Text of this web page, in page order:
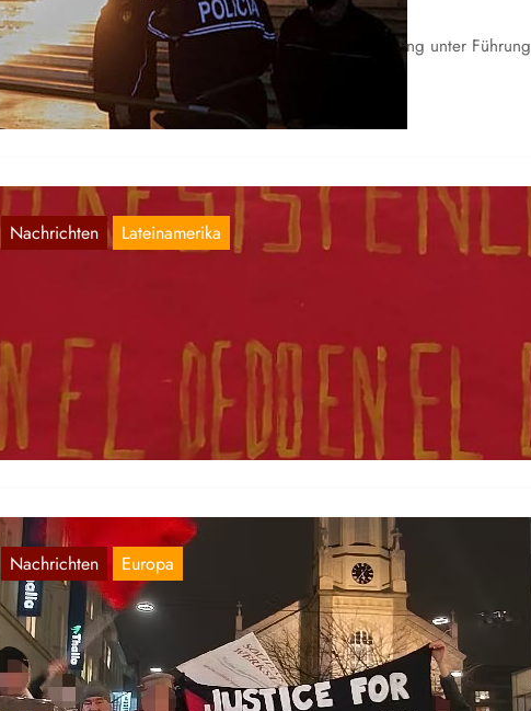
Dez. 29, 2025
Nach Zusammenstößen bei Protesten gegen die Regierung unter Führung
von Ali Rama, die seit 2013 an der Macht ist, in…
Nachrichten Lateinamerika
palästinensischen Widerstand
Dez. 28, 2025
Nach dem Aufruf der Strömung des Volkes – Rote Sonne und des
Komitees für die Antiimperialistische Liga (Mexiko) wurden vielfältige…
Nachrichten Europa
Österreich | Repression gegen die Palästina-
Solidarität
Dez. 27, 2025